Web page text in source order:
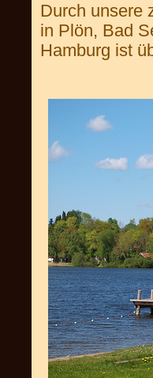
Durch unsere
in Plön, Bad
Hamburg ist